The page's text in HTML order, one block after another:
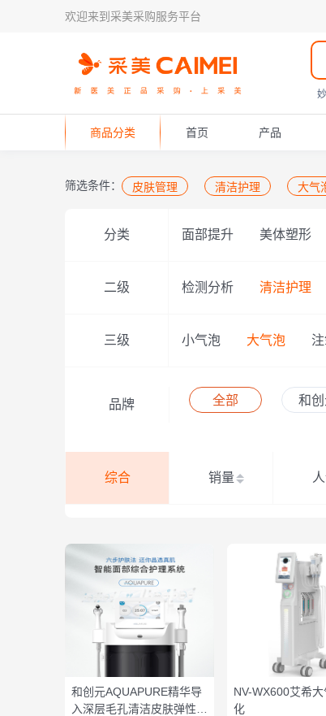
欢迎来到采美采购服务平台
商品分类 首页 产品
筛选条件： 皮肤管理 清洁护理 大气
分类 面部提升 美体塑形
二级 检测分析 清洁护理
三级 小气泡 大气泡
品牌 全部 和
综合 销量
和创元AQUAPURE精华导
入深层毛孔清洁皮肤弹性改
NV-WX600艾希
化